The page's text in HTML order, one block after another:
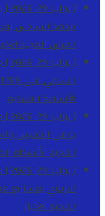
[ يوليو 29, 2026 ]
محمد السادس
العرش المجيد
[ يوليو 29, 2026 ]
السامي على 1788 شخصا بمناسبة عيد العرش المجيد
الأنشطة الملكية
[ يوليو 29, 2026 ]
يومي الخميس
المجيدالأنشطة
[ يوليو 29, 2026 ]
التربوي بمشاريع
المجيدالاخبار